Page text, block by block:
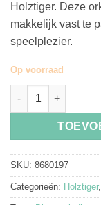
Holztiger. Deze
makkelijk vast te
speelplezier.
Op voorraad
Holztiger Houten
SKU: 8680197
Categorieën: Holztiger,